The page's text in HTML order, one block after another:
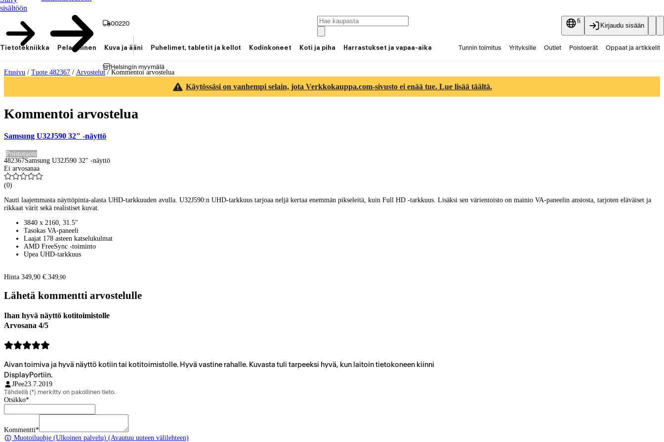
sisältöön
00220
Helsingin myymälä
fi
Kirjaudu sisään
Tietotekniikka Pelaaminen Kuva ja ääni Puhelimet, tabletit ja kellot Kodinkoneet Koti ja piha Harrastukset ja vapaa-aika Tunnin toimitus Yrityksille Outlet Poistoerät Oppaat ja artikkelit
Etusivu / Tuote 482367 / Arvostelut/ Kommentoi arvostelua
Käytössäsi on vanhempi selain, jota Verkkokauppa.com-sivusto ei enää tue. Lue lisää täältä.
Kommentoi arvostelua
Samsung U32J590 32" -näyttö
Poistotuote
482367Samsung U32J590 32" -näyttö
Ei arvosanaa
(0)
Nauti laajemmasta näyttöpinta-alasta UHD-tarkkuuden avulla. U32J590:n UHD-tarkkuus tarjoaa neljä kertaa enemmän pikseleitä, kuin Full HD -tarkkuus. Lisäksi sen värientoisto on mainio VA-paneelin ansiosta, tarjoten eläväiset ja
rikkaat värit sekä realistiset kuvat.
3840 x 2160, 31.5"
Tasokas VA-paneeli
Laajat 178 asteen katselukulmat
AMD FreeSync -toiminto
Upea UHD-tarkkuus
Hinta 349,90 €.349,90
Lähetä kommentti arvostelulle
Ihan hyvä näyttö kotitoimistolle
Arvosana 4/5
Aivan toimiva ja hyvä näyttö kotiin tai kotitoimistolle. Hyvä vastine rahalle. Kuvasta tuli tarpeeksi hyvä, kun laitoin tietokoneen kiinni
DisplayPortiin.
JPee23.7.2019
Tähdellä (*) merkitty on pakollinen tieto.
Otsikko*
Kommentti*
Muotoiluohje (Ulkoinen palvelu) (Avautuu uuteen välilehteen)